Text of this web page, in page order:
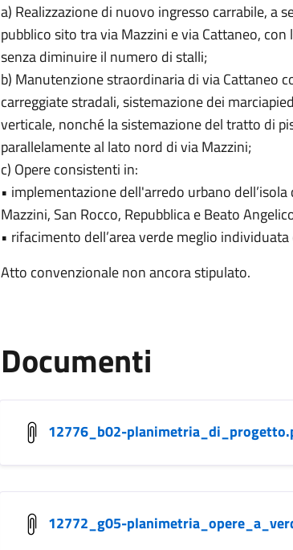
a) Realizzazione di nuovo ingresso carrabile, a
pubblico sito tra via Mazzini e via Cattaneo,
senza diminuire il numero di stalli;
b) Manutenzione straordinaria di via Cattaneo
carreggiate stradali, sistemazione dei
verticale, nonché la sistemazione del tratto di
parallelamente al lato nord di via Mazzini;
c) Opere consistenti in:
• implementazione dell'arredo urbano
Mazzini, San Rocco, Repubblica e Beato
• rifacimento dell’area verde meglio
Atto convenzionale non ancora stipulato.
Documenti
12776_b02-
12772_g05-